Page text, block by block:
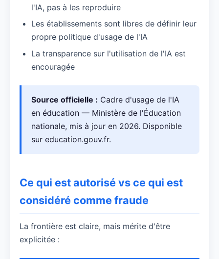
l'IA, pas à les reproduire
Les établissements sont libres de définir leur
propre politique d'usage de l'IA
La transparence sur l'utilisation de l'IA est
encouragée
Source officielle : Cadre d'usage de l'IA
en éducation — Ministère de l'Éducation
nationale, mis à jour en 2026. Disponible
sur education.gouv.fr.
Ce qui est autorisé vs ce qui est
considéré comme fraude
La frontière est claire, mais mérite d'être
explicitée :